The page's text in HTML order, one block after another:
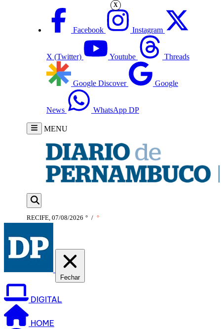
Facebook Instagram
X (Twitter) Youtube Threads
Google Discover Google
News WhatsApp DP
MENU
RECIFE, 07/08/2026 ° / °
Fechar
DIGITAL
HOME
X